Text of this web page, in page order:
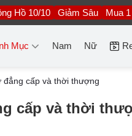
Hồ 10/10 Giảm Sâu Mua
Mục Nam Nữ
đẳng cấp và thời thượng
cấp và thời